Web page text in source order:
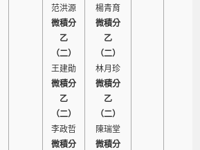
范洪源
微積分
乙
（二）
王建勛
微積分
乙
（二）
李政哲
微積分
楊青育
微積分
乙
（二）
林月珍
微積分
乙
（二）
陳瑞堂
微積分